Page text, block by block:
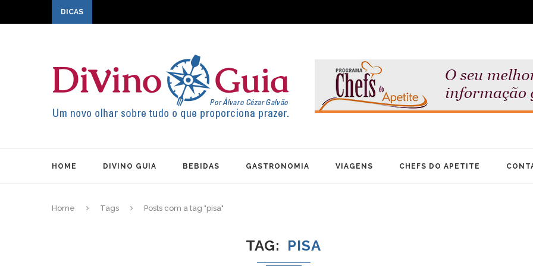
DICAS
HOME DIVINO GUIA BEBIDAS GASTRONOMIA VIAGENS CHEFS DO APETITE
Home Tags Posts com a tag "pisa"
TAG PISA